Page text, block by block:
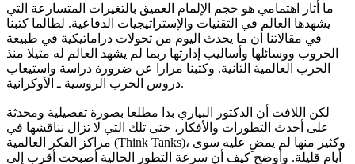
ما أثار اهتمامي هو حجم الإلمام العميق بالتغيرات المتسارعة التي
يشهدها العالم في التقنيات والإستراتيجيات الدفاعية. لطالما كتبنا
في مقالاتنا أن ما يحدث اليوم من تحولات دراماتيكية في طبيعة
الحروب ووسائلها وأساليب إدارتها ربما لم يشهد العالم له مثيلا منذ
الحرب العالمية الثانية. وكتبنا مرارا عن ضرورة دراسة واستيعاب
دروس الحرب الروسية ـ الأوكرانية.
لكن اللافت أن الدكتور البياري بدا مطلعا بصورة تفصيلية ومحدثة
على أحدث التطورات والأفكار، حتى تلك التي لا تزال نناقشها في
مراكز الفكر العالمية (Think Tanks)، وكثير منها لم يمضِ عليه سوى
أيام قليلة. وأوضح كيف أن سرعة التطور الحالية أصبحت أقرب إلى